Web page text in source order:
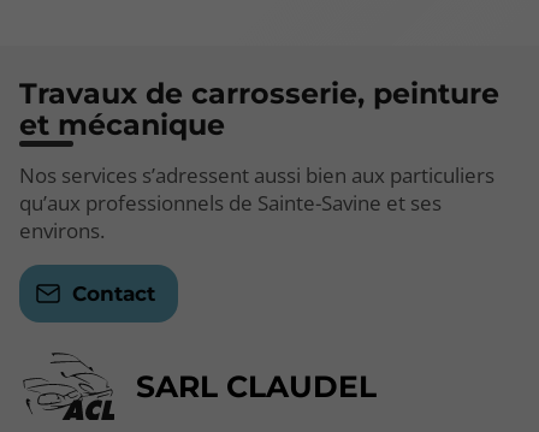
SARL CLAUDEL
Travaux de carrosserie, peinture
et mécanique
Nos services s’adressent aussi bien aux particuliers
qu’aux professionnels de Sainte-Savine et ses
environs.
Contact